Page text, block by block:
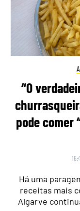
“O
pode comer
Há uma
receitas mais
Algarve